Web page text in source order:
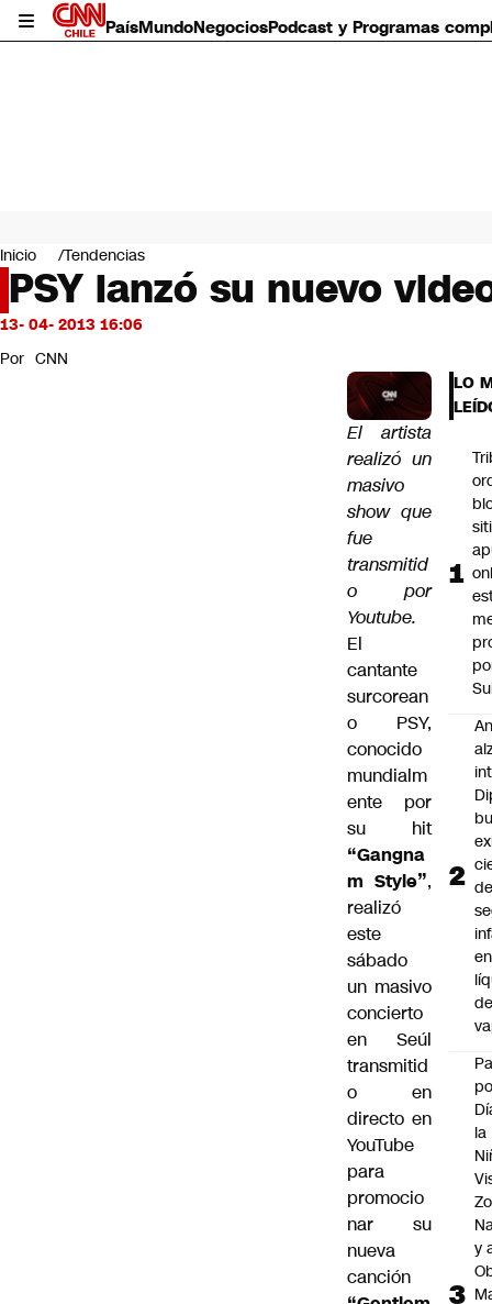
PaísMundoNegociosPodcast y Programas
Mundo
Negocios
Deportes
Programas completos
Servicios
Inicio Tendencias
PSY lanzó su nuevo
13- 04- 2013 16:06
Por CNN
El artista
realizó un
masivo
show que
fue
transmitid
o por
Youtube.
El
cantante
surcorean
o PSY,
conocido
mundialm
ente por
su hit
“Gangna
m Style”,
realizó
este
sábado
un masivo
concierto
en Seúl
transmitid
o en
directo en
YouTube
para
promocio
nar su
nueva
canción
LO
de
en
de
la
y